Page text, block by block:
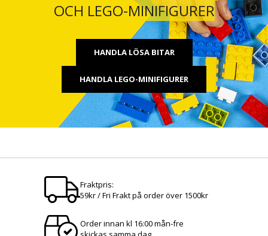
OCH LEGO-MINIFIGURER
HANDLA LÖSA BITAR
HANDLA LEGO-MINIFIGURER
Fraktpris:
59kr / Fri Frakt på order över 1500kr
Order innan kl 16:00 mån-fre